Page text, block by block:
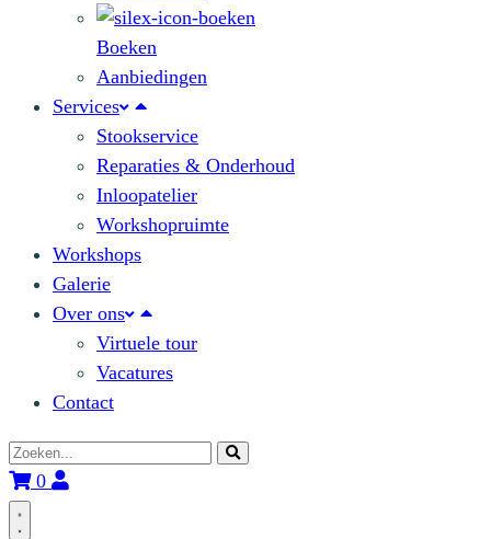
Boeken
Aanbiedingen
Services
Stookservice
Reparaties & Onderhoud
Inloopatelier
Workshopruimte
Workshops
Galerie
Over ons
Virtuele tour
Vacatures
Contact
0
Open
main